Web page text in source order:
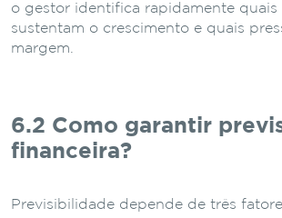
o gestor identifica rapidamente quais
sustentam o crescimento e quais
margem.
6.2 Como garantir
financeira?
Previsibilidade depende de três